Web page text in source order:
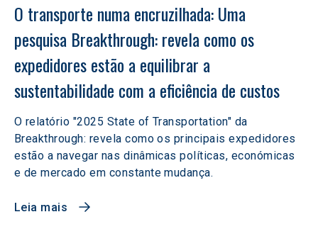
O transporte numa encruzilhada: Uma
pesquisa Breakthrough: revela como os
expedidores estão a equilibrar a
sustentabilidade com a eficiência de custos
O relatório "2025 State of Transportation" da
Breakthrough: revela como os principais expedidores
estão a navegar nas dinâmicas políticas, económicas
e de mercado em constante mudança.
Leia mais